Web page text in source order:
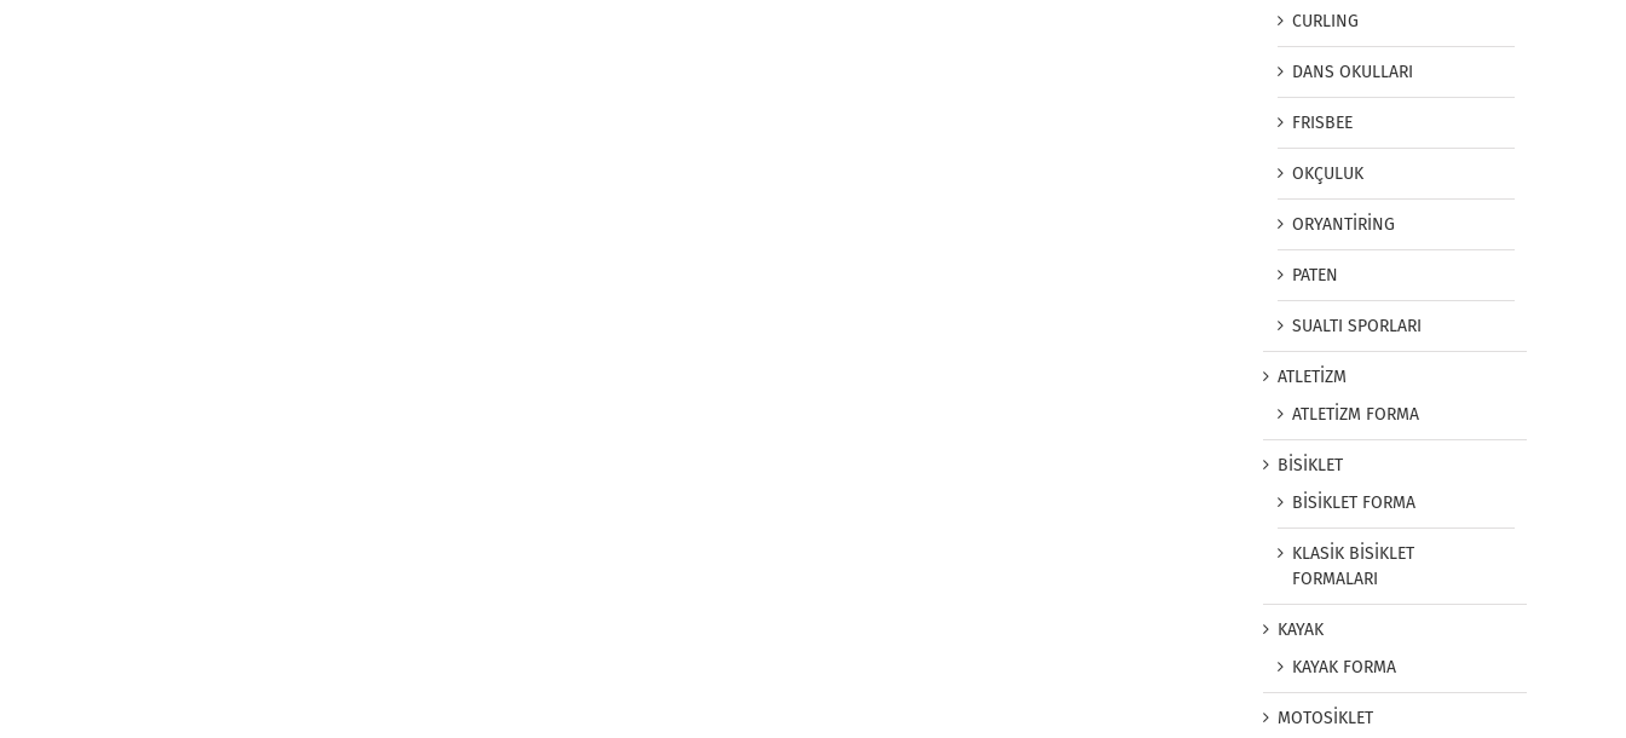
CURLING
DANS OKULLARI
FRISBEE
OKÇULUK
ORYANTİRİNG
PATEN
SUALTI SPORLARI
ATLETİZM
ATLETİZM FORMA
BİSİKLET
BİSİKLET FORMA
KLASİK BİSİKLET
FORMALARI
KAYAK
KAYAK FORMA
MOTOSİKLET